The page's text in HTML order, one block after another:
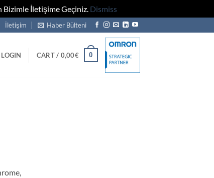
Bizimle İletişime Geçiniz. Dismiss
İletişim Haber Bülteni
LOGIN CART / 0,00€ 0